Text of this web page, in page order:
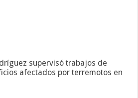
supervisó trabajos de
afectados por terremotos en